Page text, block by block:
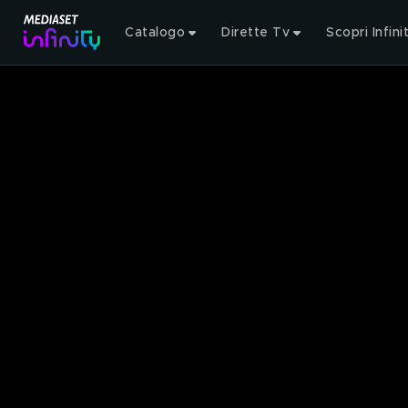
Catalogo Dirette Tv Scopri